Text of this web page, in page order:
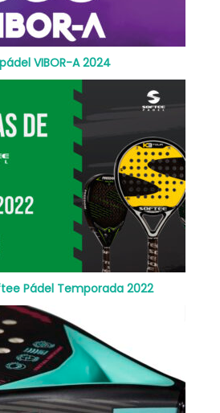
VIBOR-A 2024
Pádel Temporada 2022